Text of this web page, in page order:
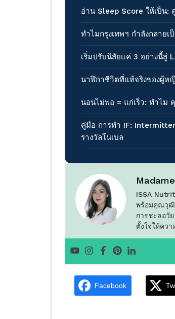
อ่าน Sleep Score ให้เป็น
ทำไมกรุงเทพฯ กำลังกลาย
เริ่มปรับนิสัยแค่ 3 อย่างนี้สู่
นาฬิกาชีวิตที่แท้จริงของผู้ห
นอนไม่พอ = แก่เร็ว: ทำไม
คู่มือ การทำ IF:
รางวัลโนเบล
ISSA
พร้อมคุณวุฒิ
การชะลอวั
ตั้งใจให้คว
Facebook